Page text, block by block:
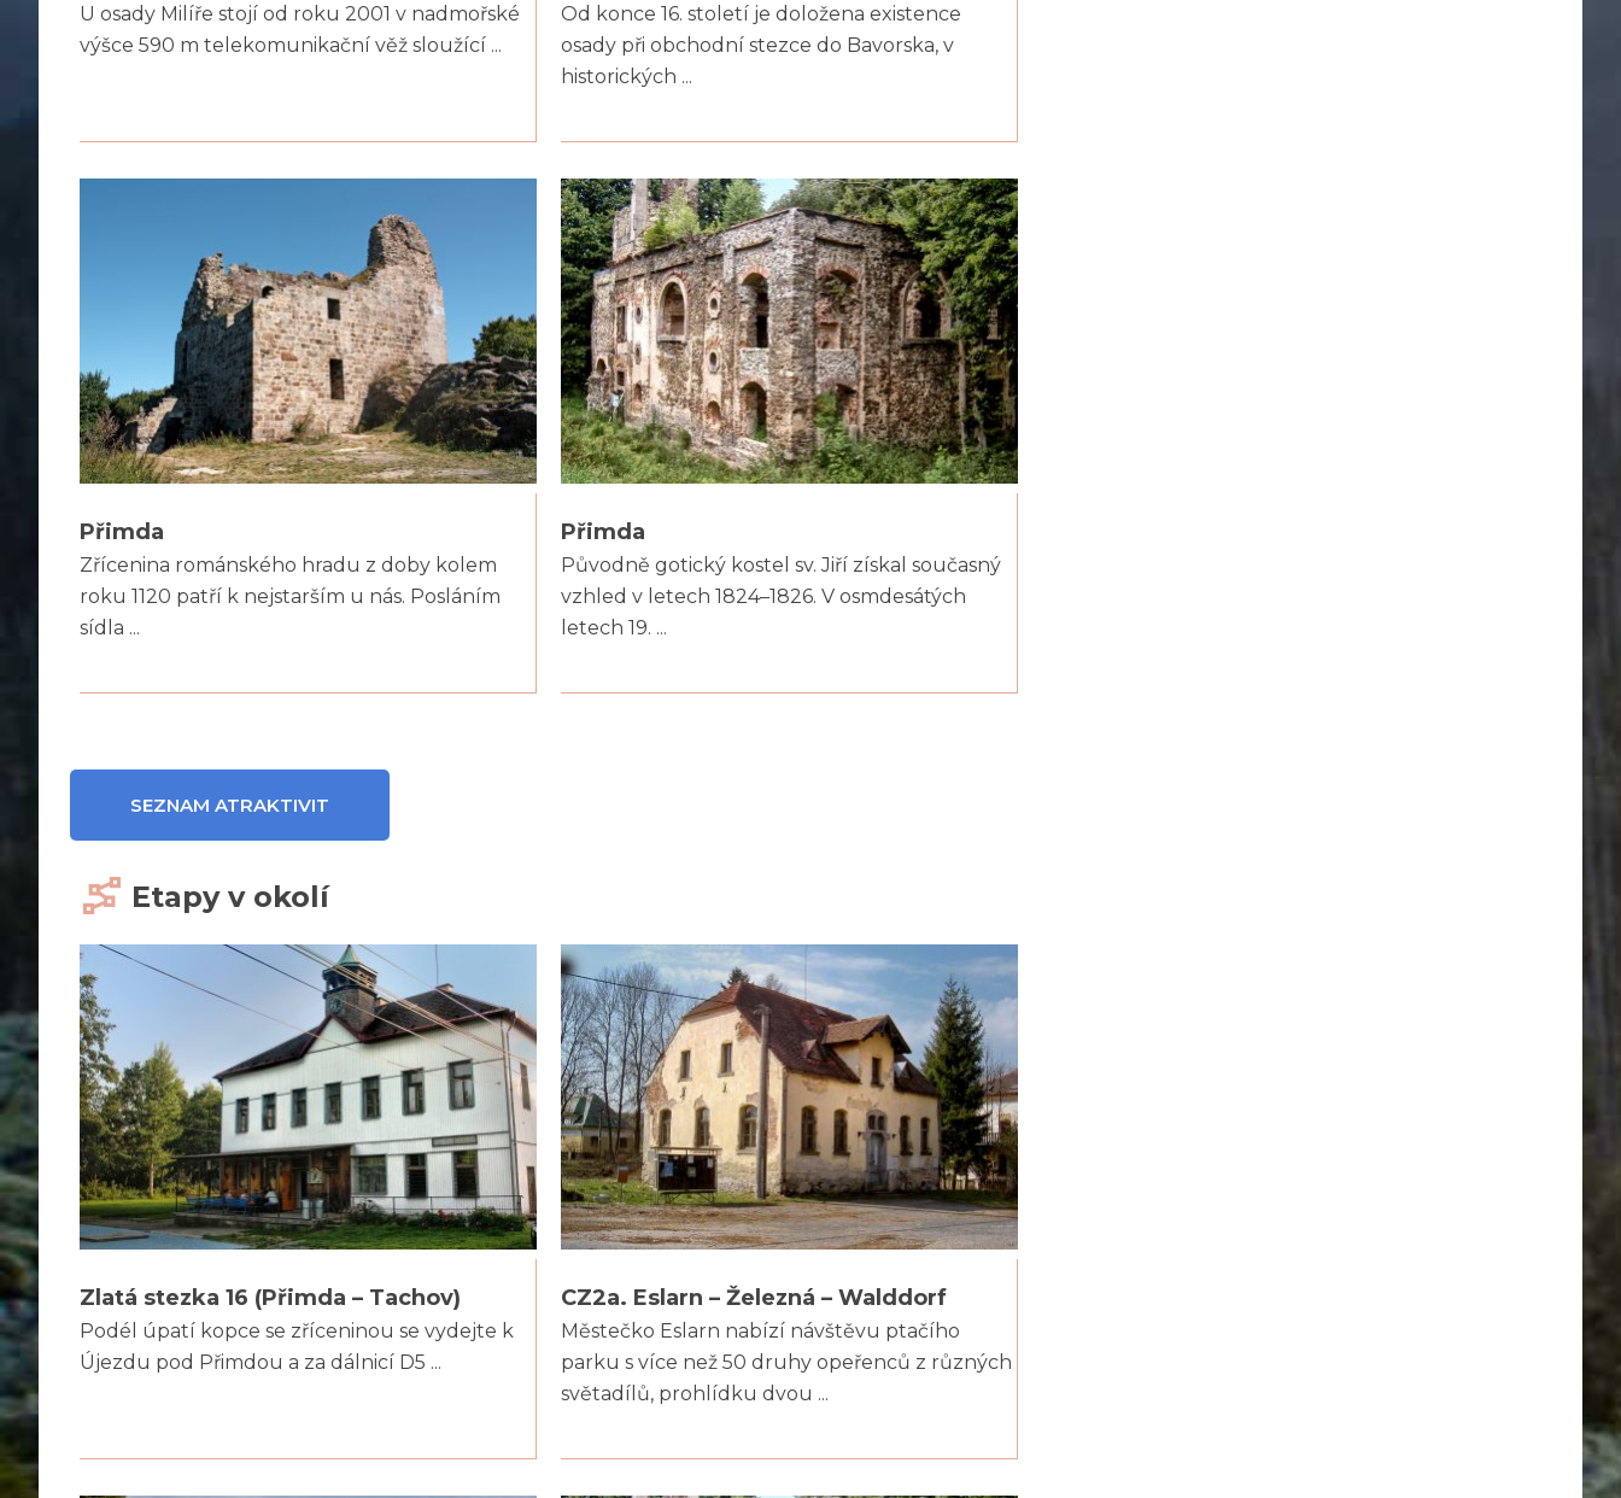
U osady Milíře stojí od roku 2001 v nadmořské
výšce 590 m telekomunikační věž sloužící ...
Od konce 16. století je doložena existence
osady při obchodní stezce do Bavorska, v
historických ...
Přimda
Zřícenina románského hradu z doby kolem
roku 1120 patří k nejstarším u nás. Posláním
sídla ...
Přimda
Původně gotický kostel sv. Jiří získal současný
vzhled v letech 1824–1826. V osmdesátých
letech 19. ...
SEZNAM ATRAKTIVIT
Etapy v okolí
Zlatá stezka 16 (Přimda – Tachov)
Podél úpatí kopce se zříceninou se vydejte k
Újezdu pod Přimdou a za dálnicí D5 ...
CZ2a. Eslarn – Železná – Walddorf
Městečko Eslarn nabízí návštěvu ptačího
parku s více než 50 druhy opeřenců z různých
světadílů, prohlídku dvou ...